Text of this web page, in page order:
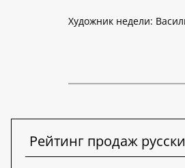
Художник недели:
Рейтинг продаж